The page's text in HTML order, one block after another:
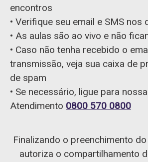
encontros
• Verifique seu email e SMS nos
• As aulas são ao vivo e não
• Caso não tenha recebido o
transmissão, veja sua caixa de
de spam
• Se necessário, ligue para
Atendimento 0800 570 0800
Finalizando o preenchimento
autoriza o compartilhamento